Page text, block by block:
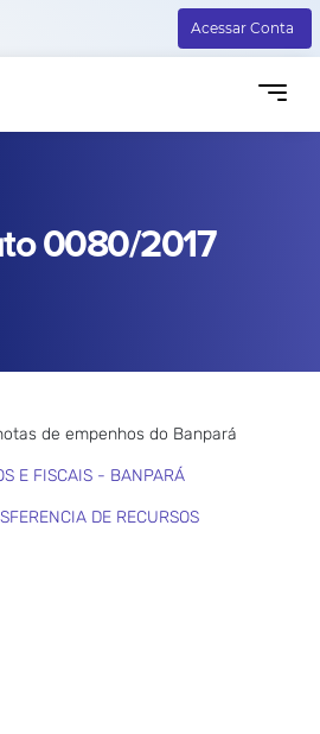
Acessar Conta
0080/2017
de empenhos do Banpará
E FISCAIS - BANPARÁ
DE RECURSOS